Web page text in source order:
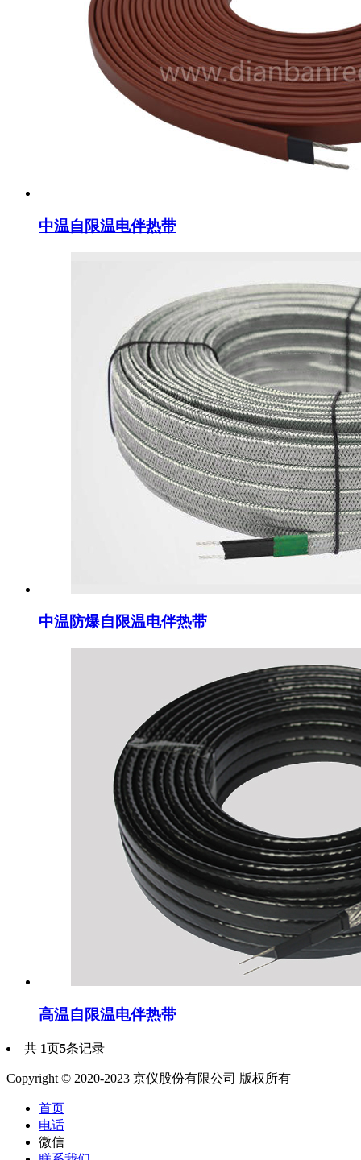
中温自限温电伴热带
中温防爆自限温电伴热带
高温自限温电伴热带
共 1页5条记录
Copyright © 2020-2023 京仪股份有限公司 版权所有
首页
电话
微信